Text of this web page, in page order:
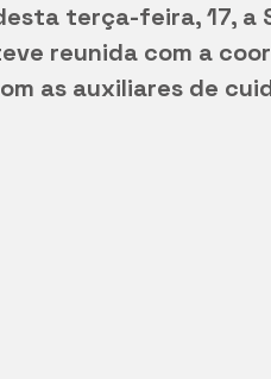
terça-feira, 17, a
reunida com a
as auxiliares de